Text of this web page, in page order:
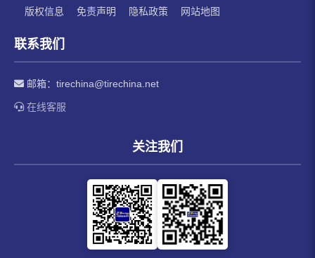
版权信息
免责声明 隐私政策 网站地图
联系我们
邮箱： tirechina@tirechina.net
在线客服
关注我们